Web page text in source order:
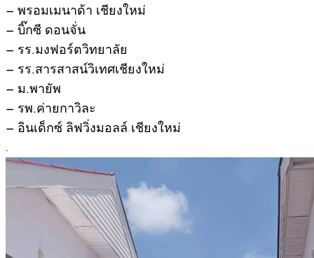
– พรอมเมนาด้า เชียงใหม่
– บิ๊กซี ดอนจั่น
– รร.มงฟอร์ตวิทยาลัย
– รร.สารสาสน์วิเทศเชียงใหม่
– ม.พายัพ
– รพ.ค่ายกาวิละ
– อินเด็กซ์ ลิฟวิ่งมอลล์ เชียงใหม่
.